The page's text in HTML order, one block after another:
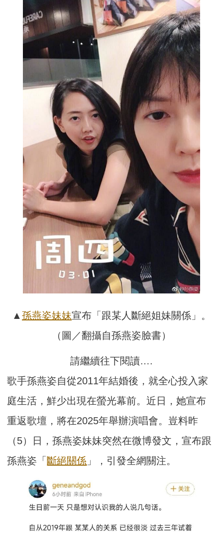
▲ 孫燕姿妹妹宣布「跟某人斷絕姐妹關係」。
（圖／翻攝自孫燕姿臉書）
請繼續往下閱讀….
歌手孫燕姿自從2011年結婚後，就全心投入家
庭生活，鮮少出現在螢光幕前。近日，她宣布
重返歌壇，將在2025年舉辦演唱會。豈料昨
（5）日，孫燕姿妹妹突然在微博發文，宣布跟
孫燕姿「 斷絕關係 」，引發全網關注。